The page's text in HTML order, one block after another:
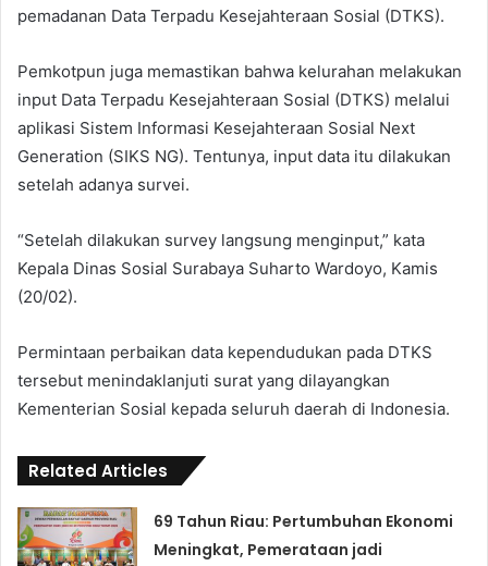
pemadanan Data Terpadu Kesejahteraan Sosial (DTKS).
Pemkotpun juga memastikan bahwa kelurahan melakukan
input Data Terpadu Kesejahteraan Sosial (DTKS) melalui
aplikasi Sistem Informasi Kesejahteraan Sosial Next
Generation (SIKS NG). Tentunya, input data itu dilakukan
setelah adanya survei.
“Setelah dilakukan survey langsung menginput,” kata
Kepala Dinas Sosial Surabaya Suharto Wardoyo, Kamis
(20/02).
Permintaan perbaikan data kependudukan pada DTKS
tersebut menindaklanjuti surat yang dilayangkan
Kementerian Sosial kepada seluruh daerah di Indonesia.
Related Articles
69 Tahun Riau: Pertumbuhan Ekonomi
Meningkat, Pemerataan jadi